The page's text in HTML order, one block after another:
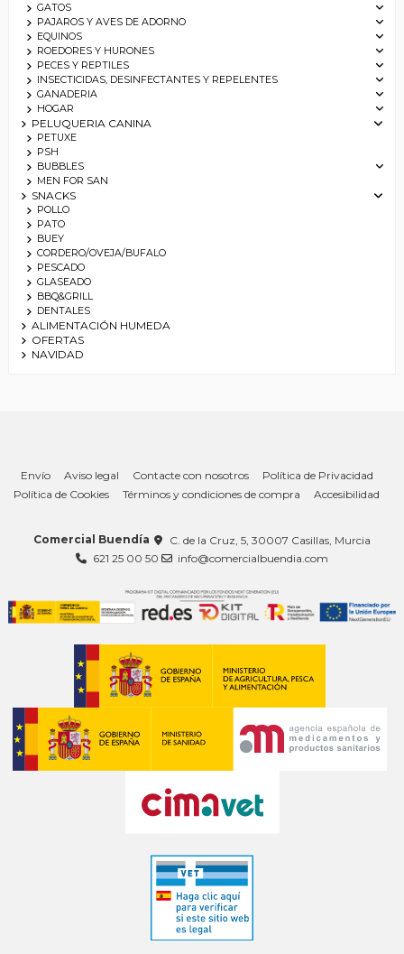
GATOS
PAJAROS Y AVES DE ADORNO
EQUINOS
ROEDORES Y HURONES
PECES Y REPTILES
INSECTICIDAS, DESINFECTANTES Y REPELENTES
GANADERIA
HOGAR
PELUQUERIA CANINA
PETUXE
PSH
BUBBLES
MEN FOR SAN
SNACKS
POLLO
PATO
BUEY
CORDERO/OVEJA/BUFALO
PESCADO
GLASEADO
BBQ&GRILL
DENTALES
ALIMENTACIÓN HUMEDA
OFERTAS
NAVIDAD
Envío Aviso legal Contacte con nosotros
Política de Privacidad
Política de Cookies
Términos y condiciones de compra Accesibilidad
Comercial Buendía
C. de la Cruz, 5, 30007 Casillas, Murcia
621 25 00 50
info@comercialbuendia.com